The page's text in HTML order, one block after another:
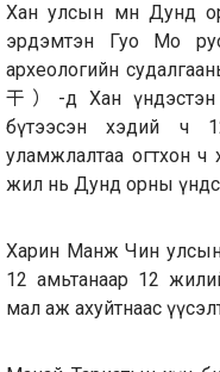
Хан улсын өмнө Дунд
эрдэмтэн Гуо Мо
археологийн
干）-д Хан үндэстэн
бүтээсэн хэдий ч 12
уламжлалтаa огтхон ч
жил нь Дунд орны
Харин Манж Чин улсын
12 амьтанаар 12
мал аж ахуйтнаас